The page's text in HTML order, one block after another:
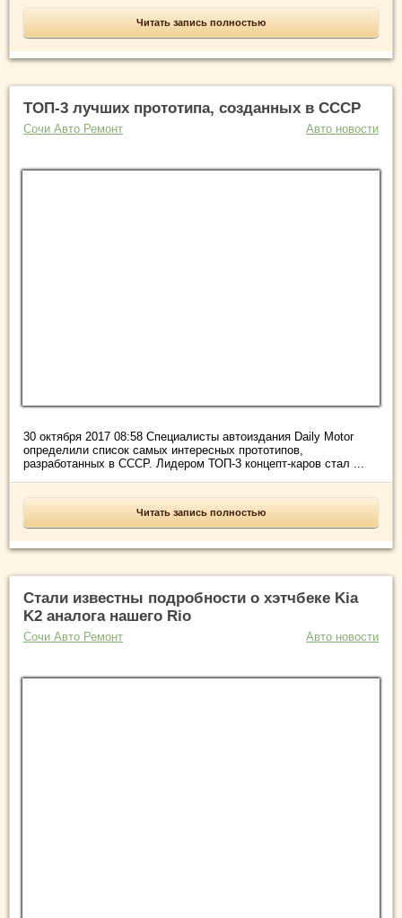
Читать запись полностью
ТОП-3 лучших прототипа, созданных в СССР
Сочи Авто Ремонт Авто новости
30 октября 2017 08:58 Специалисты автоиздания Daily Motor
определили список самых интересных прототипов,
разработанных в СССР. Лидером ТОП-3 концепт-каров стал ...
Читать запись полностью
Стали известны подробности о хэтчбеке Kia
K2 аналога нашего Rio
Сочи Авто Ремонт Авто новости